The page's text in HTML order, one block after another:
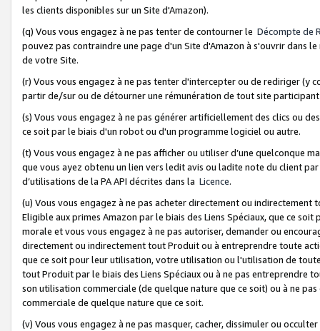
les clients disponibles sur un Site d'Amazon).
(q) Vous vous engagez à ne pas tenter de contourner le Décompte de
pouvez pas contraindre une page d'un Site d'Amazon à s'ouvrir dans
de votre Site.
(r) Vous vous engagez à ne pas tenter d'intercepter ou de rediriger
partir de/sur ou de détourner une rémunération de tout site
(s) Vous vous engagez à ne pas générer artificiellement des clics ou
ce soit par le biais d'un robot ou d'un programme logiciel ou autre.
(t) Vous vous engagez à ne pas afficher ou utiliser d’une quelconque
que vous ayez obtenu un lien vers ledit avis ou ladite note du client
d’utilisations de la PA API décrites dans la Licence.
(u) Vous vous engagez à ne pas acheter directement ou
Eligible aux primes Amazon par le biais des Liens Spéciaux, que ce
morale et vous vous engagez à ne pas autoriser, demander ou
directement ou indirectement tout Produit ou à entreprendre toute
que ce soit pour leur utilisation, votre utilisation ou l'utilisation de
tout Produit par le biais des Liens Spéciaux ou à ne pas entreprendre
son utilisation commerciale (de quelque nature que ce soit) ou à ne
commerciale de quelque nature que ce soit.
(v) Vous vous engagez à ne pas masquer, cacher, dissimuler ou